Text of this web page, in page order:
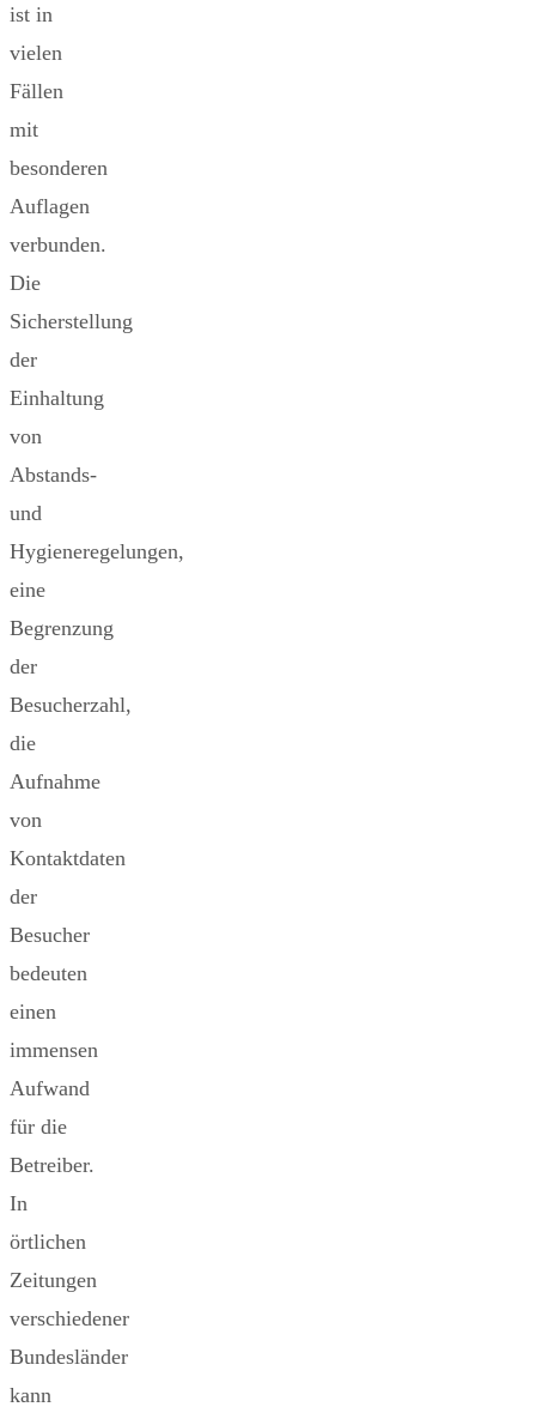
ist in
vielen
Fällen
mit
besonderen
Auflagen
verbunden.
Die
Sicherstellung
der
Einhaltung
von
Abstands-
und
Hygieneregelungen,
eine
Begrenzung
der
Besucherzahl,
die
Aufnahme
von
Kontaktdaten
der
Besucher
bedeuten
einen
immensen
Aufwand
für die
Betreiber.
In
örtlichen
Zeitungen
verschiedener
Bundesländer
kann